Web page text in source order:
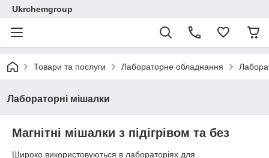
Ukrchemgroup
Товари та послуги Лабораторне обладнання
Лабораторні мішалки
Магнітні мішалки з підігрівом та без
Широко використовуються в лабораторіях для